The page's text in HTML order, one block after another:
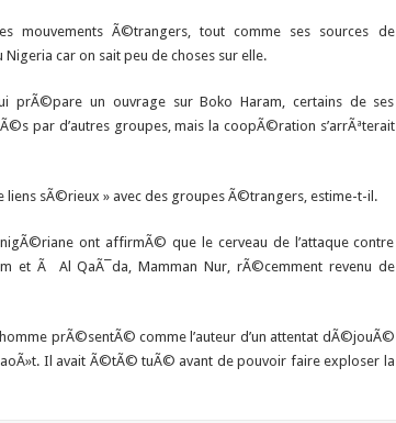
mouvements Ã©trangers, tout comme ses sources de
car on sait peu de choses sur elle.
prÃ©pare un ouvrage sur Boko Haram, certains de ses
par d’autres groupes, mais la coopÃ©ration s’arrÃªterait
liens sÃ©rieux » avec des groupes Ã©trangers, estime-t-il.
ont affirmÃ© que le cerveau de l’attaque contre
et Ã Al QaÃ¯da, Mamman Nur, rÃ©cemment revenu de
prÃ©sentÃ© comme l’auteur d’un attentat dÃ©jouÃ©
Il avait Ã©tÃ© tuÃ© avant de pouvoir faire exploser la